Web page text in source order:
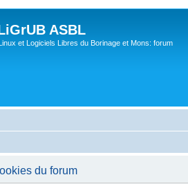
ASBL
et Logiciels Libres du Borinage et Mons: forum
du forum